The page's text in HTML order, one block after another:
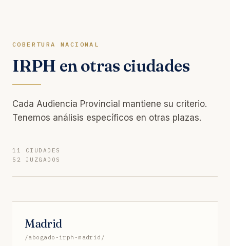
COBERTURA NACIONAL
IRPH en otras ciudades
Cada Audiencia Provincial mantiene su criterio.
Tenemos análisis específicos en otras plazas.
11 CIUDADES
52 JUZGADOS
Madrid
/abogado-irph-madrid/